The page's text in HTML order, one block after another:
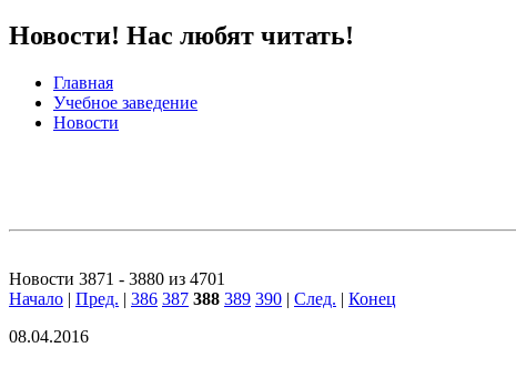
Новости! Нас любят читать!
Главная
Учебное заведение
Новости
Новости 3871 - 3880 из 4701
Начало | Пред. | 386 387 388 389 390 | След. | Конец
08.04.2016